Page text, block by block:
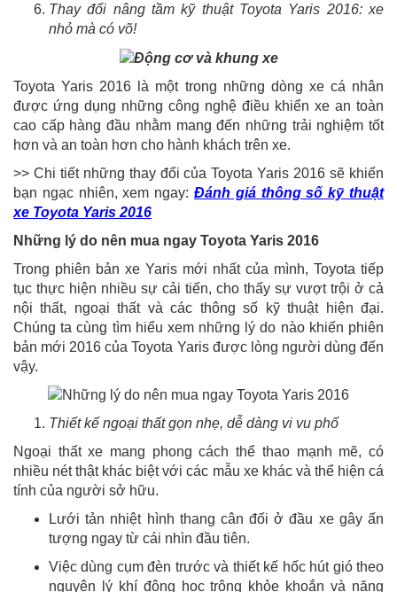
Thay đổi nâng tầm kỹ thuật Toyota Yaris 2016: xe
nhỏ mà có võ!
Toyota Yaris 2016 là một trong những dòng xe cá nhân
được ứng dụng những công nghệ điều khiển xe an toàn
cao cấp hàng đầu nhằm mang đến những trải nghiệm tốt
hơn và an toàn hơn cho hành khách trên xe.
>> Chi tiết những thay đổi của Toyota Yaris 2016 sẽ khiến
bạn ngạc nhiên, xem ngay: Đánh giá thông số kỹ thuật
xe Toyota Yaris 2016
Những lý do nên mua ngay Toyota Yaris 2016
Trong phiên bản xe Yaris mới nhất của mình, Toyota tiếp
tục thực hiện nhiều sự cải tiến, cho thấy sự vượt trội ở cả
nội thất, ngoại thất và các thông số kỹ thuật hiện đại.
Chúng ta cùng tìm hiểu xem những lý do nào khiến phiên
bản mới 2016 của Toyota Yaris được lòng người dùng đến
vậy.
Thiết kế ngoại thất gọn nhẹ, dễ dàng vi vu phố
Ngoại thất xe mang phong cách thể thao mạnh mẽ, có
nhiều nét thật khác biệt với các mẫu xe khác và thể hiện cá
tính của người sở hữu.
Lưới tản nhiệt hình thang cân đối ở đầu xe gây ấn
tượng ngay từ cái nhìn đầu tiên.
Việc dùng cụm đèn trước và thiết kế hốc hút gió theo
nguyên lý khí động học trông khỏe khoắn và năng